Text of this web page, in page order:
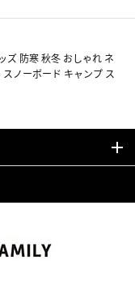
ズ 防寒 秋冬 おしゃれ ネ
ノーボード キャンプ ス